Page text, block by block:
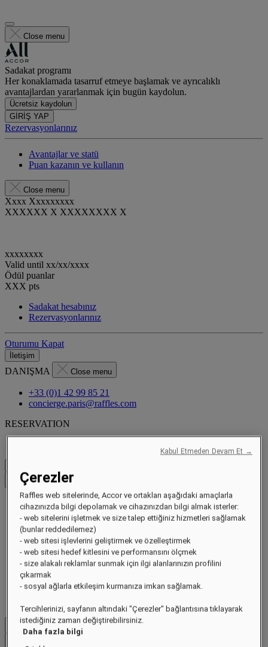
Close menu
Sadakat programı
Her konaklamada tasarruf etmeye başlamak ve ayrıcalıklı
avantajlardan yararlanmak için bugün kaydolun.
Ücretsiz kaydolun
GİRİŞ YAP
Rezervasyonlarınız
Avantajlar ve statü
Puan kazanın ve kullanın
Close menu
Xxxx Xxxxxxxxx
XXXXXX X XXXXXXXX X
xxxxxxxx
Valid until xx/xx/xxxx
Ödül puanlar
XXX pts
Sadakat hesabınız
Rezervasyonlarınız
Oturumu Kapat
İletişim
DANIŞMA Close menu
+33 (0)1 42 99 85 21
concierge.paris@raffles.com
RESERVATION
Menüyü kapat
Menüyü kapat
Çerezler
Raffles web sitelerinde, Accor ve ortakları aşağıdaki amaçlarla
cihazınızda bilgi depolamak ve cihazınızdan bilgi almak isterler:
- web sitelerini işletmek ve size talep ettiğiniz hizmetleri sağlamak
(bunlar reddedilemez)
- web sitesi işlevlerini geliştirmek ve özelleştirmek
- web sitesi hedef kitlesini ve performansını ölçmek
- size alakalı reklamlar sunmak için ilgi alanlarınızın profilini
çıkarmak
- sosyal ağlarla etkileşim kurmanıza imkan sağlamak.
Tercihlerinizi, sayfanın altındaki "Çerezler" bağlantısına tıklayarak
istediğiniz zaman değiştirebilirsiniz.
Daha fazla bilgi
Kabul Etmeden Devam Et →